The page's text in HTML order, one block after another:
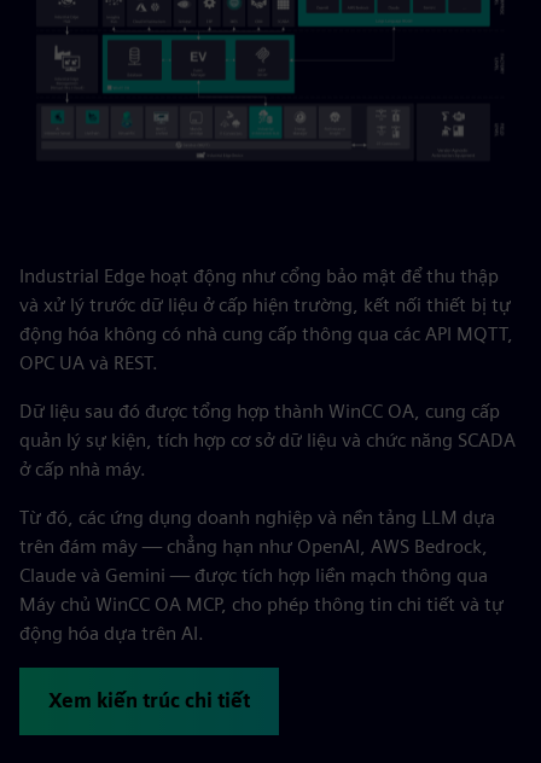
Industrial Edge hoạt động như cổng bảo mật để thu thập
và xử lý trước dữ liệu ở cấp hiện trường, kết nối thiết bị tự
động hóa không có nhà cung cấp thông qua các API MQTT,
OPC UA và REST.
Dữ liệu sau đó được tổng hợp thành WinCC OA, cung cấp
quản lý sự kiện, tích hợp cơ sở dữ liệu và chức năng SCADA
ở cấp nhà máy.
Từ đó, các ứng dụng doanh nghiệp và nền tảng LLM dựa
trên đám mây — chẳng hạn như OpenAI, AWS Bedrock,
Claude và Gemini — được tích hợp liền mạch thông qua
Máy chủ WinCC OA MCP, cho phép thông tin chi tiết và tự
động hóa dựa trên AI.
Xem kiến trúc chi tiết